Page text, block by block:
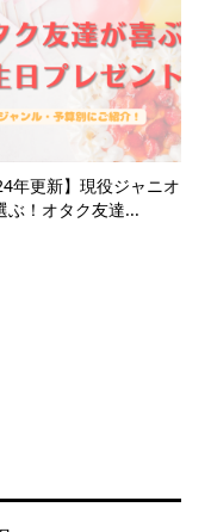
年更新】現役ジャニオ
ぶ！オタク友達...